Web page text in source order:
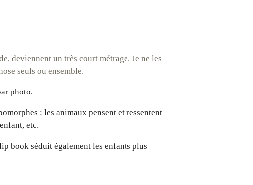
deviennent un très court métrage. Je ne les
seuls ou ensemble.
photo.
: les animaux pensent et ressentent
etc.
book séduit également les enfants plus